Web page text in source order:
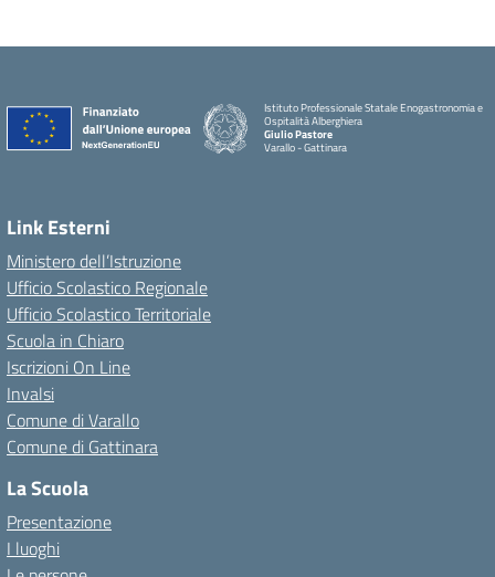
Istituto Professionale Statale Enogastronomia e
Ospitalità Alberghiera
Giulio Pastore
Varallo - Gattinara
Link Esterni
Ministero dell’Istruzione
Ufficio Scolastico Regionale
Ufficio Scolastico Territoriale
Scuola in Chiaro
Iscrizioni On Line
Invalsi
Comune di Varallo
Comune di Gattinara
La Scuola
Presentazione
I luoghi